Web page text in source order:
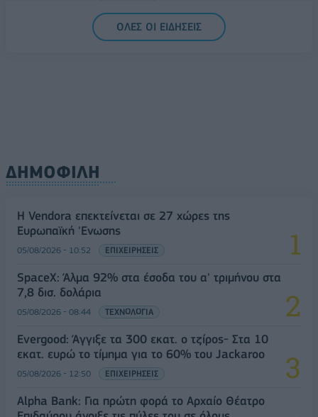
ΟΛΕΣ ΟΙ ΕΙΔΗΣΕΙΣ
ΔΗΜΟΦΙΛΗ
Η Vendora επεκτείνεται σε 27 χώρες της
Ευρωπαϊκή 'Ενωσης
05/08/2026 - 10:52 ΕΠΙΧΕΙΡΗΣΕΙΣ
SpaceX: Άλμα 92% στα έσοδα του α' τριμήνου στα
7,8 δισ. δολάρια
05/08/2026 - 08:44 ΤΕΧΝΟΛΟΓΙΑ
Evergood: Άγγιξε τα 300 εκατ. ο τζίρος- Στα 10
εκατ. ευρώ το τίμημα για το 60% του Jackaroo
05/08/2026 - 12:50 ΕΠΙΧΕΙΡΗΣΕΙΣ
Alpha Bank: Για πρώτη φορά το Αρχαίο Θέατρο